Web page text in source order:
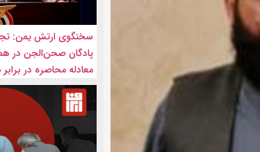
سخنگوی ارتش یمن:
پادگان صحن‌الجن در
معادله محاصره در